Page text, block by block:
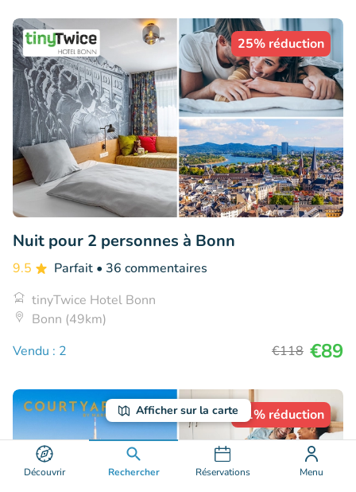
Découvrir Rechercher Réservations Menu
Afficher sur la carte
25% réduction
Nuit pour 2 personnes à Bonn
9.5 Parfait • 36 commentaires
tinyTwice Hotel Bonn
Bonn (49km)
Vendu : 2
€118 €89
41% réduction